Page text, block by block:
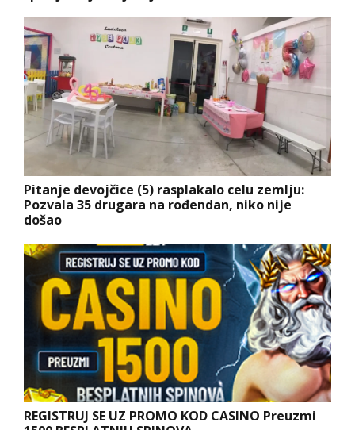
Pitanje devojčice (5) rasplakalo celu zemlju:
Pozvala 35 drugara na rođendan, niko nije
došao
REGISTRUJ SE UZ PROMO KOD CASINO Preuzmi